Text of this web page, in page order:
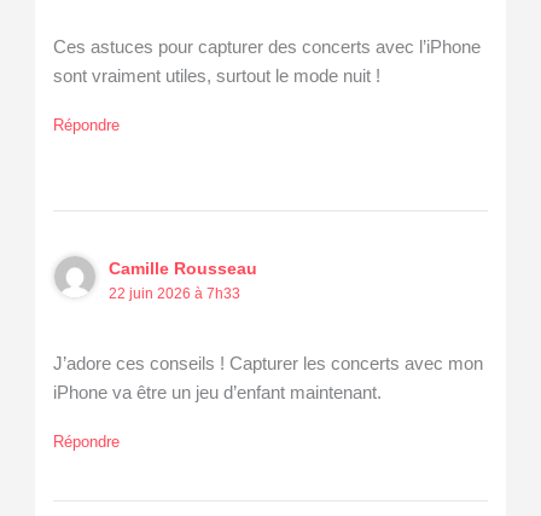
Ces astuces pour capturer des concerts avec l’iPhone
sont vraiment utiles, surtout le mode nuit !
Répondre
Camille Rousseau
22 juin 2026 à 7h33
J’adore ces conseils ! Capturer les concerts avec mon
iPhone va être un jeu d’enfant maintenant.
Répondre